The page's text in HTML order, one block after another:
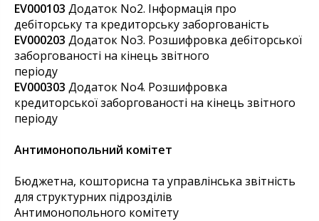
EV000103 Додаток No2. Iнформацiя про
дебiтоpську та кpедитоpську забоpгованiсть
EV000203 Додаток No3. Розшифровка дебіторської
заборгованості на кінець звітного
періоду
EV000303 Додаток No4. Розшифровка
кредиторської заборгованості на кінець звітного
періоду
Антимонопольний комітет
Бюджетна, кошторисна та управлінська звітність
для структурних підрозділів
Антимонопольного комітету